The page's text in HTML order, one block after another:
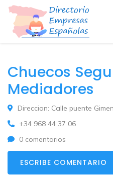
Chuecos
Mediadores
Direccion: Calle puente
+34 968 44 37 06
0 comentarios
ESCRIBE COMENTARIO